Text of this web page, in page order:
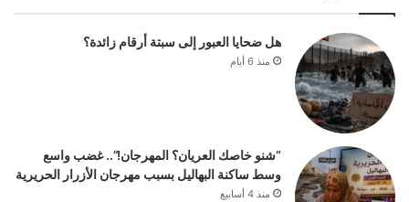
هل ضحايا العبور إلى سبتة أرقام زائدة؟
منذ 6 أيام
“شنو خاصك العريان؟ المهرجان!”.. غضب واسع
وسط ساكنة البهاليل بسبب مهرجان الأزرار الحريرية
منذ 4 أسابيع